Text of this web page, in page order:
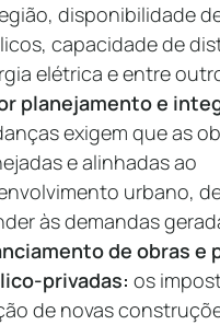
disponibilidade
capacidade de
elétrica e entre
planejamento e
exigem que as
e alinhadas ao
urbano,
às demandas
de obras e
privadas: os
de novas